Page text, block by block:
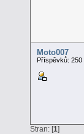
Moto007
Příspěvků: 250
Stran: [1]